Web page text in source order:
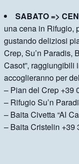
SABATO =>
una cena in Rifugio,
gustando deliziosi
Crep, Su’n Paradis,
Casot”, raggiungibili
accoglieranno per
– Pian del Crep +39
– Rifugio Su’n
– Baita Civetta “Al
– Baita Cristelin +39